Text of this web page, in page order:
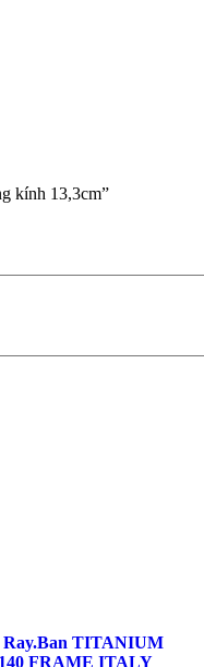
kính 13,3cm”
Ray.Ban TITANIUM
140 FRAME ITALY